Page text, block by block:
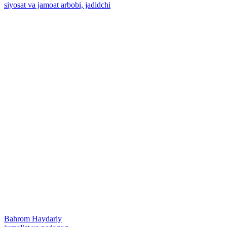
siyosat va jamoat arbobi, jadidchi
Bahrom Haydariy